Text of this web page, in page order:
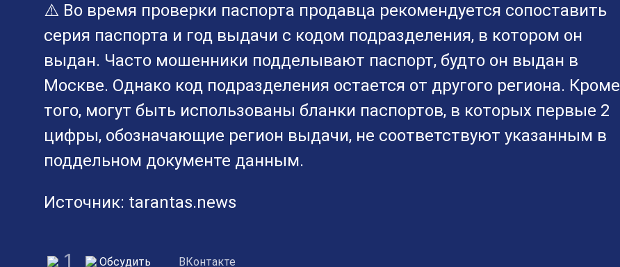
⚠️ Во время проверки паспорта продавца рекомендуется сопоставить
серия паспорта и год выдачи с кодом подразделения, в котором он
выдан. Часто мошенники подделывают паспорт, будто он выдан в
Москве. Однако код подразделения остается от другого региона. Кроме
того, могут быть использованы бланки паспортов, в которых первые 2
цифры, обозначающие регион выдачи, не соответствуют указанным в
поддельном документе данным.
Источник: tarantas.news
1 Обсудить ВКонтакте